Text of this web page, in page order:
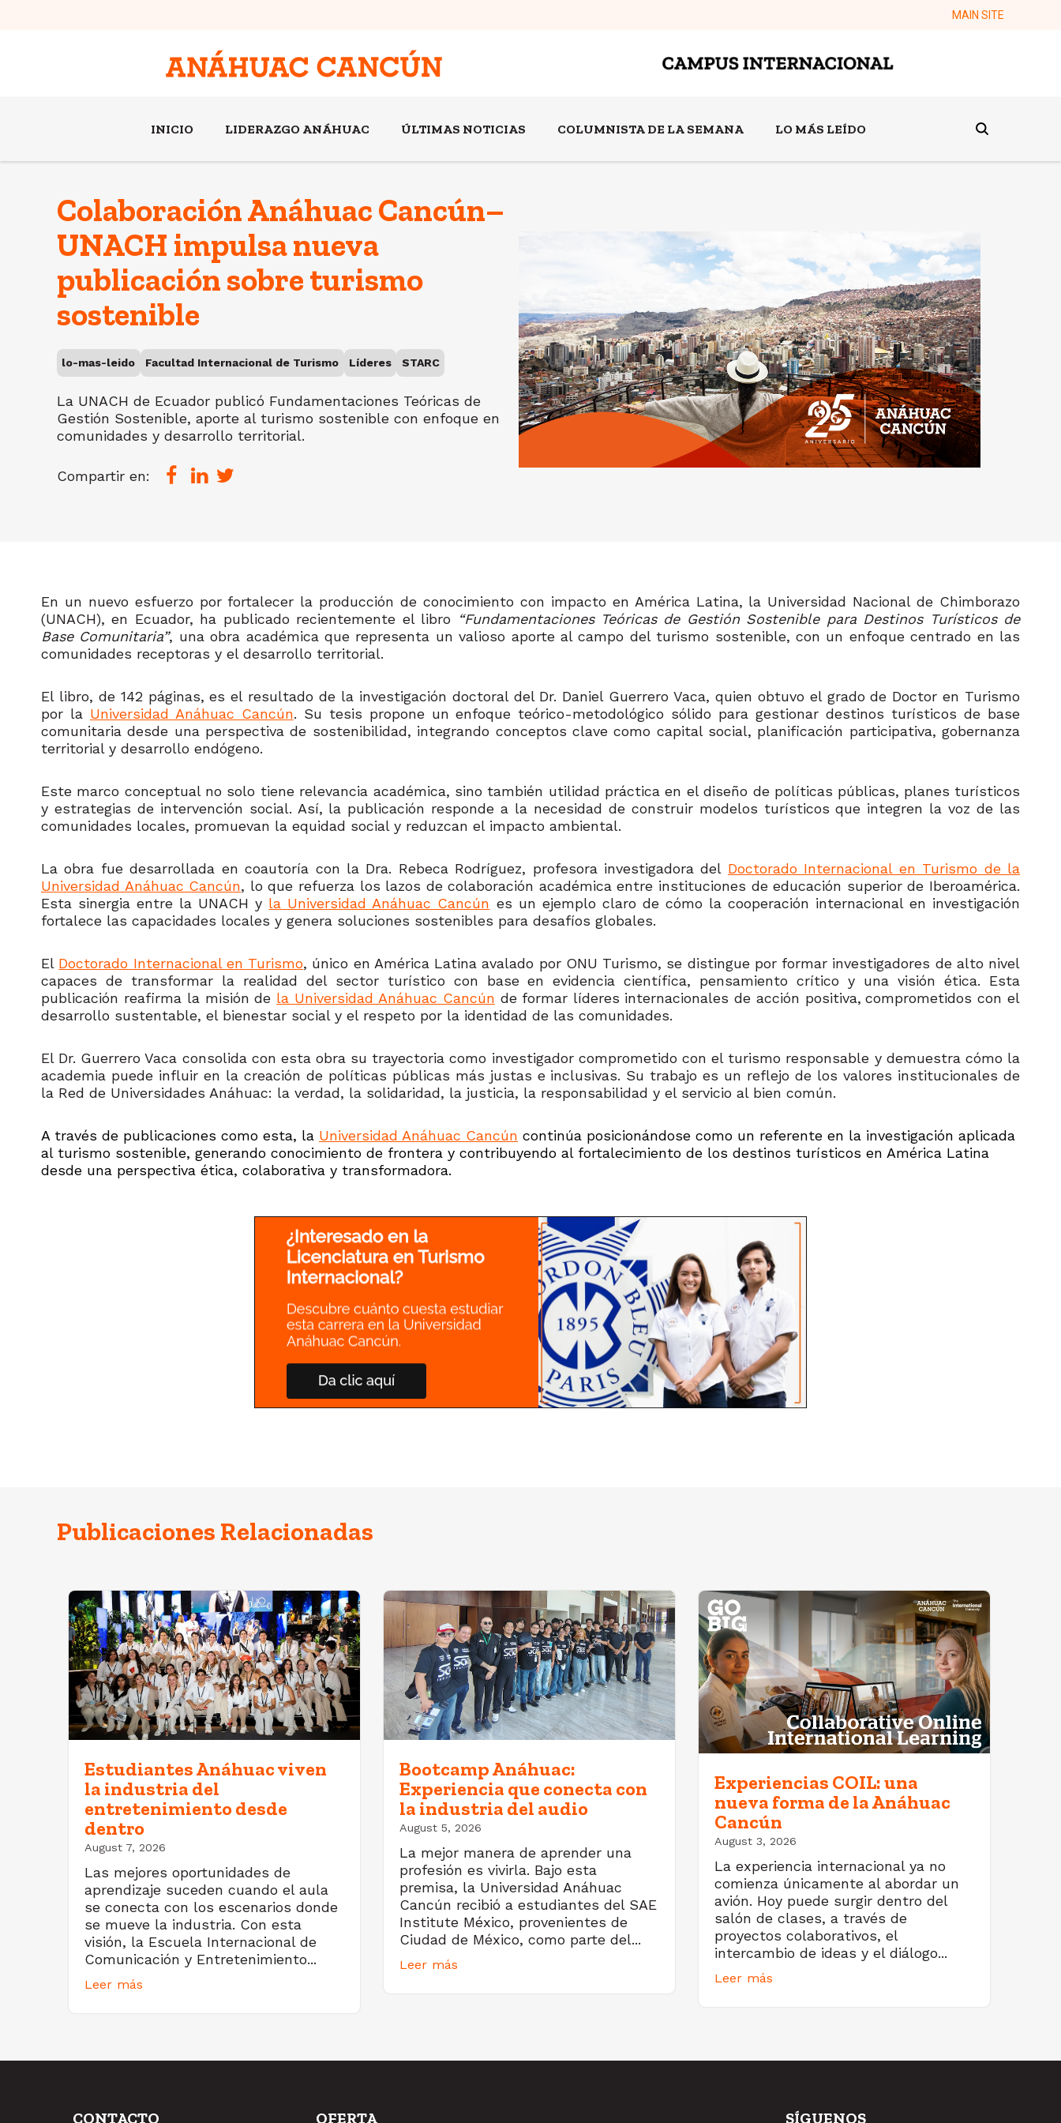
MAIN SITE
INICIO LIDERAZGO ANÁHUAC ÚLTIMAS NOTICIAS COLUMNISTA DE LA SEMANA LO MÁS LEÍDO
Colaboración Anáhuac Cancún–
UNACH impulsa nueva
publicación sobre turismo
sostenible
lo-mas-leido Facultad Internacional de Turismo Líderes STARC
La UNACH de Ecuador publicó Fundamentaciones Teóricas de
Gestión Sostenible, aporte al turismo sostenible con enfoque en
comunidades y desarrollo territorial.
Compartir en:
En un nuevo esfuerzo por fortalecer la producción de conocimiento con impacto en América Latina, la Universidad Nacional de Chimborazo
(UNACH), en Ecuador, ha publicado recientemente el libro
“Fundamentaciones Teóricas de Gestión Sostenible para Destinos Turísticos de
Base Comunitaria”, una obra académica que representa un valioso aporte al campo del turismo sostenible, con un enfoque centrado en las
comunidades receptoras y el desarrollo territorial.
El libro, de 142 páginas, es el resultado de la investigación doctoral del Dr. Daniel Guerrero Vaca, quien obtuvo el grado de Doctor en Turismo
por la Universidad Anáhuac Cancún. Su tesis propone un enfoque teórico-metodológico sólido para gestionar destinos turísticos de base
comunitaria desde una perspectiva de sostenibilidad, integrando conceptos clave como capital social, planificación participativa, gobernanza
territorial y desarrollo endógeno.
Este marco conceptual no solo tiene relevancia académica, sino también utilidad práctica en el diseño de políticas públicas, planes turísticos
y estrategias de intervención social. Así, la publicación responde a la necesidad de construir modelos turísticos que integren la voz de las
comunidades locales, promuevan la equidad social y reduzcan el impacto ambiental.
La obra fue desarrollada en coautoría con la Dra. Rebeca Rodríguez, profesora investigadora del Doctorado Internacional en Turismo de la
Universidad Anáhuac Cancún, lo que refuerza los lazos de colaboración académica entre instituciones de educación superior de Iberoamérica.
Esta sinergia entre la UNACH y la Universidad Anáhuac Cancún es un ejemplo claro de cómo la cooperación internacional en investigación
fortalece las capacidades locales y genera soluciones sostenibles para desafíos globales.
El Doctorado Internacional en Turismo, único en América Latina avalado por ONU Turismo, se distingue por formar investigadores de alto nivel
capaces de transformar la realidad del sector turístico con base en evidencia científica, pensamiento crítico y una visión ética. Esta
publicación reafirma la misión de la Universidad Anáhuac Cancún de formar líderes internacionales de acción positiva, comprometidos con el
desarrollo sustentable, el bienestar social y el respeto por la identidad de las comunidades.
El Dr. Guerrero Vaca consolida con esta obra su trayectoria como investigador comprometido con el turismo responsable y demuestra cómo la
academia puede influir en la creación de políticas públicas más justas e inclusivas. Su trabajo es un reflejo de los valores institucionales de
la Red de Universidades Anáhuac: la verdad, la solidaridad, la justicia, la responsabilidad y el servicio al bien común.
A través de publicaciones como esta, la Universidad Anáhuac Cancún continúa posicionándose como un referente en la investigación aplicada
al turismo sostenible, generando conocimiento de frontera y contribuyendo al fortalecimiento de los destinos turísticos en América Latina
desde una perspectiva ética, colaborativa y transformadora.
Publicaciones Relacionadas
Estudiantes Anáhuac viven
la industria del
entretenimiento desde
dentro
August 7, 2026
Las mejores oportunidades de
aprendizaje suceden cuando el aula
se conecta con los escenarios donde
se mueve la industria. Con esta
visión, la Escuela Internacional de
Comunicación y Entretenimiento...
Leer más
Bootcamp Anáhuac:
Experiencia que conecta con
la industria del audio
August 5, 2026
La mejor manera de aprender una
profesión es vivirla. Bajo esta
premisa, la Universidad Anáhuac
Cancún recibió a estudiantes del SAE
Institute México, provenientes de
Ciudad de México, como parte del...
Leer más
Experiencias COIL: una
nueva forma de la Anáhuac
Cancún
August 3, 2026
La experiencia internacional ya no
comienza únicamente al abordar un
avión. Hoy puede surgir dentro del
salón de clases, a través de
proyectos colaborativos, el
intercambio de ideas y el diálogo...
Leer más
CONTACTO OFERTA SÍGUENOS